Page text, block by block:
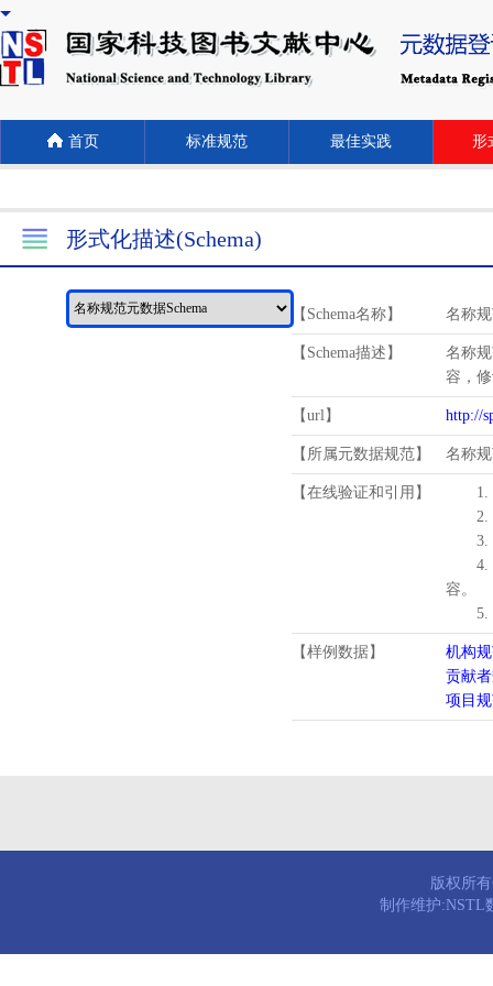
首页 标准规范 最佳实践 形
形式化描述(Schema)
【Schema名称】 名称规
【Schema描述】
名称
容，
【url】 http://
【所属元数据规范】 名称
【在线验证和引用】
1.
2.
3.
4.
容。
5.
【样例数据】
机构
贡献
项目
版权所
制作维护:NSTL